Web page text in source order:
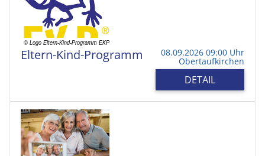
Eltern-Kind-Programm 08.09.2026 09:00 Uhr
Obertaufkirchen
DETAIL